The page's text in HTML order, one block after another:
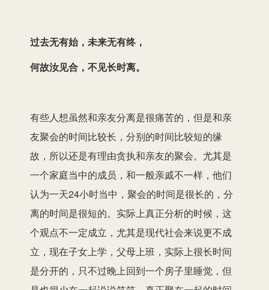
过去无有始，未来无有终，
何故汝见合，不见长时离。
有些人想虽然和亲友分离是很痛苦的，但是和亲
友聚会的时间比较长，分别的时间比较短的缘
故，所以还是有理由贪执和亲友的聚会。尤其是
一个家庭当中的成员，和一般亲戚不一样，他们
认为一天24小时当中，聚会的时间是很长的，分
离的时间是很短的。实际上真正分析的时候，这
个观点不一定成立，尤其是现代社会来说更不成
立，现在子女上学，父母上班，实际上很长时间
是分开的，只不过晚上回到一个房子里睡觉，但